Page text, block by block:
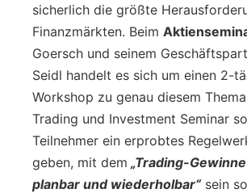
sicherlich die größte
Finanzmärkten. Beim
Goersch und seinem
Seidl handelt es sich um einen 2-
Workshop zu genau diesem
Trading und Investment Seminar
Teilnehmer ein erprobtes
geben, mit dem „Trading-
planbar und wiederholbar“sein